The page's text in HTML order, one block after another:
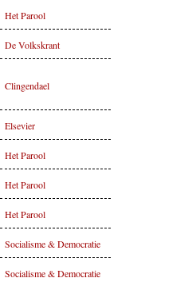
Het Parool
De Volkskrant
Clingendael
Elsevier
Het Parool
Het Parool
Het Parool
Socialisme & Democratie
Socialisme & Democratie